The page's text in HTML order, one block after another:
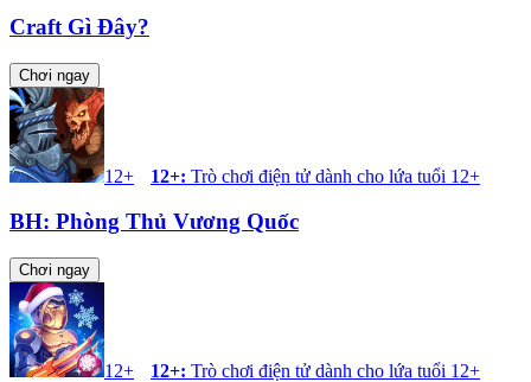
Craft Gì Đây?
Chơi ngay
12+ 12+: Trò chơi điện tử dành cho lứa tuổi 12+
BH: Phòng Thủ Vương Quốc
Chơi ngay
12+ 12+: Trò chơi điện tử dành cho lứa tuổi 12+